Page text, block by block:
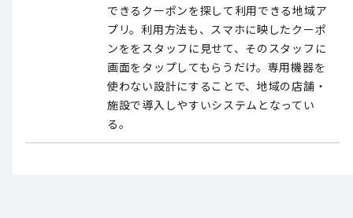
できるクーポンを探して利用できる地域ア
プリ。利用方法も、スマホに映したクーポ
ンををスタッフに見せて、そのスタッフに
画面をタップしてもらうだけ。専用機器を
使わない設計にすることで、地域の店舗・
施設で導入しやすいシステムとなってい
る。